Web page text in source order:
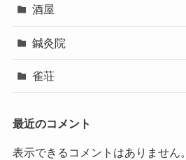
酒屋
鍼灸院
雀荘
最近のコメント
表示できるコメントはありません。